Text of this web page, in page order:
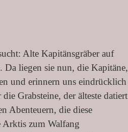
Alte Kapitänsgräber auf
Da liegen sie nun, die Kapitäne,
und erinnern uns eindrücklich
Grabsteine, der älteste datiert
Abenteuern, die diese
Arktis zum Walfang